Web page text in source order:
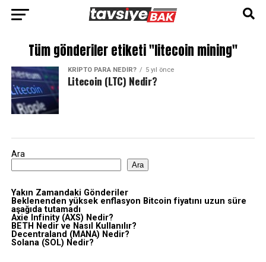
Tüm gönderiler etiketi "litecoin mining"
KRIPTO PARA NEDIR? 5 yıl önce
Litecoin (LTC) Nedir?
Ara
Ara
Yakın Zamandaki Gönderiler
Beklenenden yüksek enflasyon Bitcoin fiyatını uzun süre
aşağıda tutamadı
Axie Infinity (AXS) Nedir?
BETH Nedir ve Nasıl Kullanılır?
Decentraland (MANA) Nedir?
Solana (SOL) Nedir?